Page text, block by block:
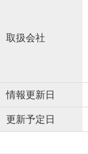
取扱会社
情報更新日
更新予定日